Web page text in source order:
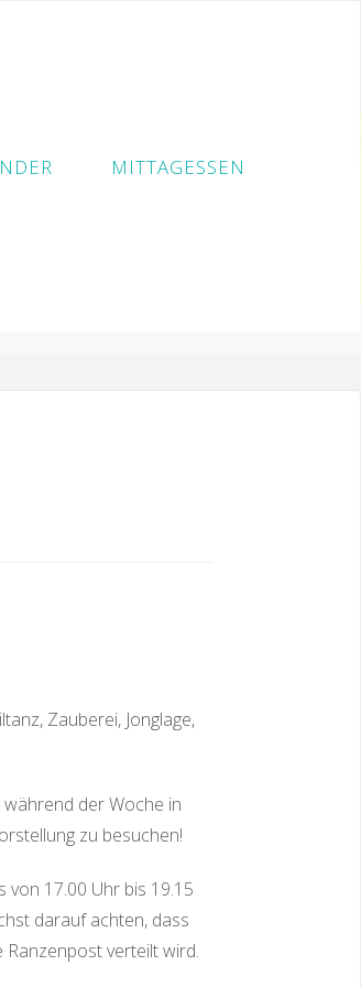
MITTAGESSEN
Zauberei, Jonglage,
der Woche in
zu besuchen!
von 17.00 Uhr bis 19.15
darauf achten, dass
verteilt wird.